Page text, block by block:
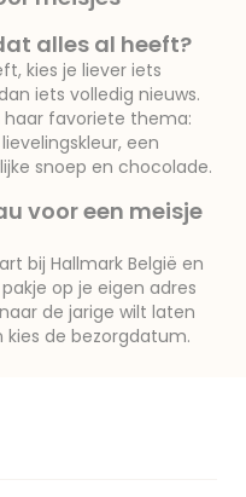
alles al heeft?
kies je liever iets
iets volledig nieuws.
haar favoriete thema:
een
snoep en chocolade.
voor een meisje
bij Hallmark België en
op je eigen adres
de jarige wilt laten
kies de bezorgdatum.